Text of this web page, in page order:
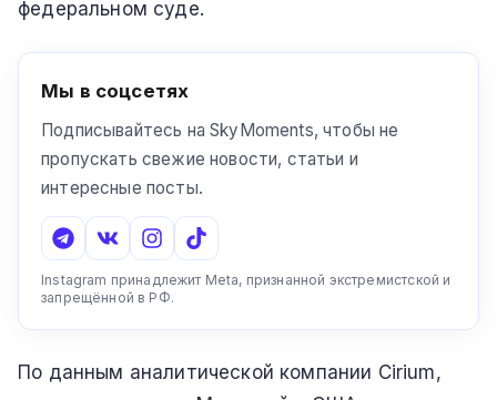
федеральном суде.
Мы в соцсетях
Подписывайтесь на SkyMoments, чтобы не
пропускать свежие новости, статьи и
интересные посты.
Instagram принадлежит Meta, признанной экстремистской и
запрещённой в РФ.
По данным аналитической компании Cirium,